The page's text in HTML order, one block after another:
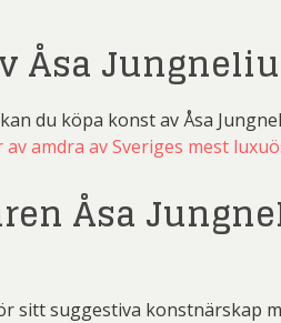
Åsa
du köpa konst av Åsa
amdra av Sveriges mest
Åsa
sitt suggestiva konstnärskap